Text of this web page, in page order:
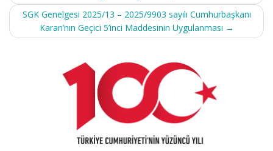
SGK Genelgesi 2025/13 – 2025/9903 sayılı Cumhurbaşkanı
Kararı’nın Geçici 5’inci Maddesinin Uygulanması →